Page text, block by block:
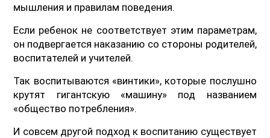
мышления и правилам поведения.
Если ребенок не соответствует этим параметрам,
он подвергается наказанию со стороны родителей,
воспитателей и учителей.
Так воспитываются «винтики», которые послушно
крутят гигантскую «машину» под названием
«общество потребления».
И совсем другой подход к воспитанию существует